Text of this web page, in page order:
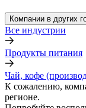
Компании в других
Все индустрии
Продукты питания
Чай, кофе
К сожалению,
регионе.